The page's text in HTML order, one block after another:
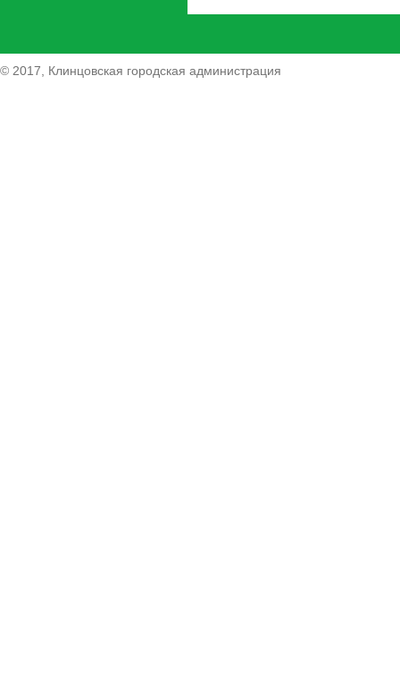
© 2017, Клинцовская городская администрация